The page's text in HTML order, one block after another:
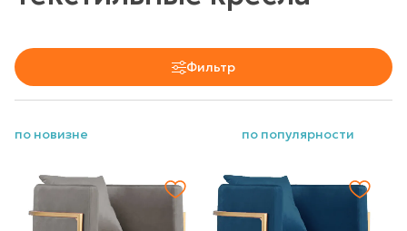
Фильтр
по новизне по популярности